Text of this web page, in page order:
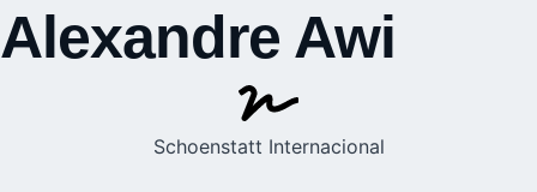
Alexandre Awi
Schoenstatt Internacional